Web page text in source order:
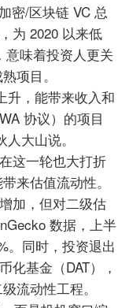
密/区块链 VC 总
为 2020 以来低
意味着投资人更关
项目。
升，能带来收入和
协议）的项目
大山说。
这一轮也大打折
来估值流动性。
加，但对二级估
数据，上半
。同时，投资退出
化基金（DAT），
流动性工程。